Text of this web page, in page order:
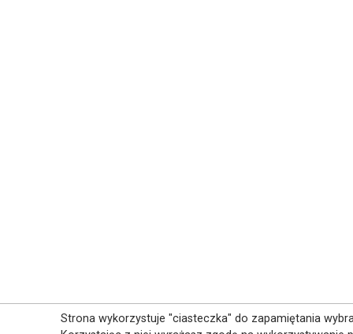
Strona wykorzystuje "ciasteczka" do zapamiętania